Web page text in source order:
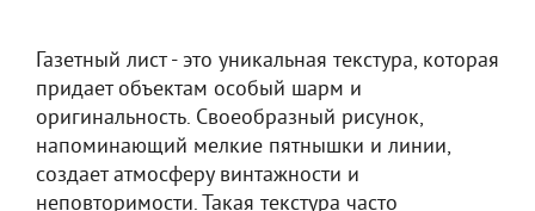
Газетный лист - это уникальная текстура, которая
придает объектам особый шарм и
оригинальность. Своеобразный рисунок,
напоминающий мелкие пятнышки и линии,
создает атмосферу винтажности и
неповторимости. Такая текстура часто